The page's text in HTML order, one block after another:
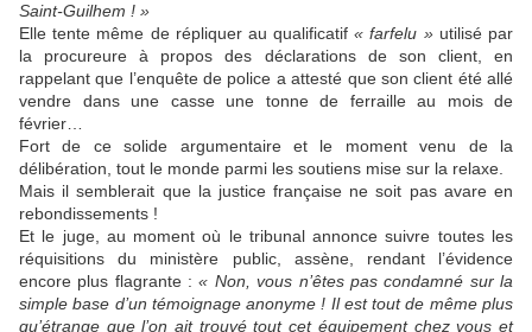
Saint-Guilhem ! »
Elle tente même de répliquer au qualificatif« farfelu »utilisé par
la procureure à propos des déclarations de son client, en
rappelant que l’enquête de police a attesté que son client été allé
vendre dans une casse une tonne de ferraille au mois de
février…
Fort de ce solide argumentaire et le moment venu de la
délibération, tout le monde parmi les soutiens mise sur la relaxe.
Mais il semblerait que la justice française ne soit pas avare en
rebondissements !
Et le juge, au moment où le tribunal annonce suivre toutes les
réquisitions du ministère public, assène, rendant l’évidence
encore plus flagrante :« Non, vous n’êtes pas condamné sur la
simple base d’un témoignage anonyme ! Il est tout de même plus
qu’étrange que l’on ait trouvé tout cet équipement chez vous et